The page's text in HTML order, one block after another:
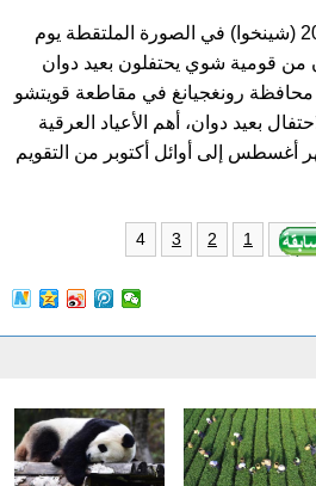
تشياندونغنان 21 أكتوبر 2016 (شينخوا) في الصورة الملتقطة يوم
عام 2016، سكان من قومية شوي يحتفلون بعيد دوان
محافظة رونغجيانغ في مقاطعة قويتشو
بعيد دوان، أهم الأعياد العرقية
أغسطس إلى أوائل أكتوبر من التقويم
1
2
3
4